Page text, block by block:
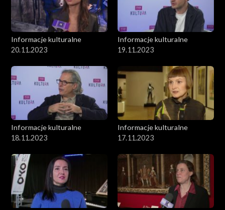
Informacje kulturalne
20.11.2023
Informacje kulturalne
19.11.2023
Informacje kulturalne
18.11.2023
Informacje kulturalne
17.11.2023